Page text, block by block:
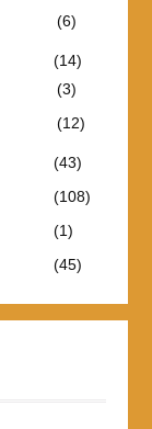
(6)
(14)
(3)
(12)
(43)
(108)
(1)
(45)